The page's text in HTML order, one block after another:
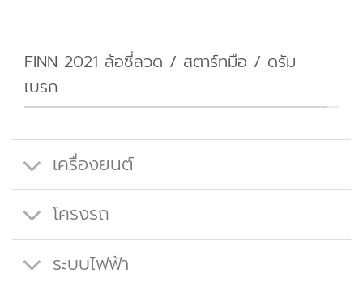
FINN 2021 ล้อซี่ลวด / สตาร์ทมือ / ดรัม
เบรก
เครื่องยนต์
โครงรถ
ระบบไฟฟ้า